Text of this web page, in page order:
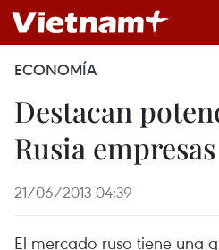
ECONOMÍA
Destacan
Rusia
21/06/2013 04:39
El mercado ruso tiene una